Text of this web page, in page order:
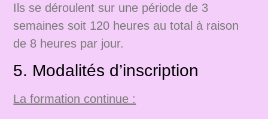
Ils se déroulent sur une période de 3
semaines soit 120 heures au total à raison
de 8 heures par jour.
5. Modalités d’inscription
La formation continue :